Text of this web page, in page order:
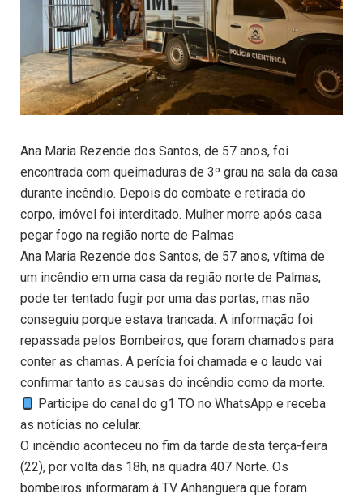
Ana Maria Rezende dos Santos, de 57 anos, foi
encontrada com queimaduras de 3º grau na sala da casa
durante incêndio. Depois do combate e retirada do
corpo, imóvel foi interditado. Mulher morre após casa
pegar fogo na região norte de Palmas
Ana Maria Rezende dos Santos, de 57 anos, vítima de
um incêndio em uma casa da região norte de Palmas,
pode ter tentado fugir por uma das portas, mas não
conseguiu porque estava trancada. A informação foi
repassada pelos Bombeiros, que foram chamados para
conter as chamas. A perícia foi chamada e o laudo vai
confirmar tanto as causas do incêndio como da morte.
Participe do canal do g1 TO no WhatsApp e receba
as notícias no celular.
O incêndio aconteceu no fim da tarde desta terça-feira
(22), por volta das 18h, na quadra 407 Norte. Os
bombeiros informaram à TV Anhanguera que foram